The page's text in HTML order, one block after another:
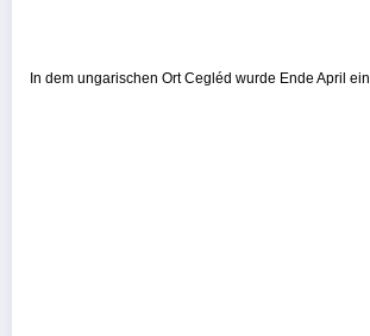
In dem ungarischen Ort Cegléd wurde Ende April ein